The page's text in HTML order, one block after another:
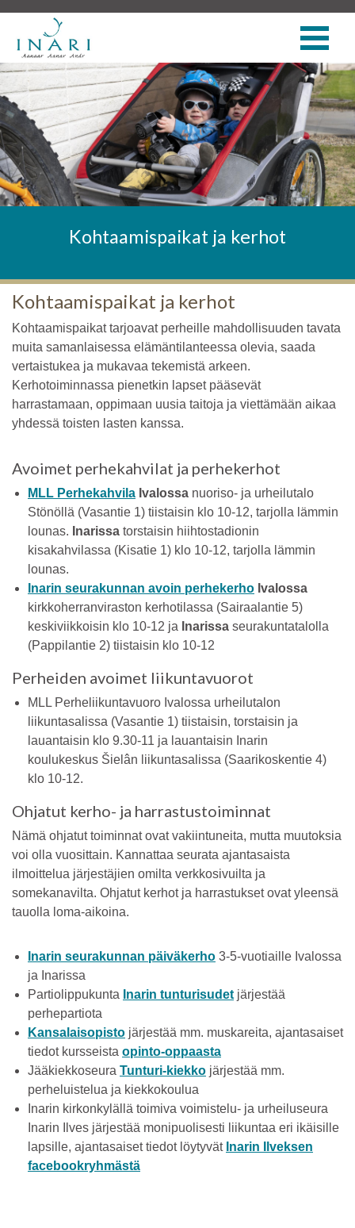
Kohtaamispaikat ja kerhot
Kohtaamispaikat ja kerhot
Kohtaamispaikat tarjoavat perheille mahdollisuuden tavata
muita samanlaisessa elämäntilanteessa olevia, saada
vertaistukea ja mukavaa tekemistä arkeen.
Kerhotoiminnassa pienetkin lapset pääsevät
harrastamaan, oppimaan uusia taitoja ja viettämään aikaa
yhdessä toisten lasten kanssa.
Avoimet perhekahvilat ja perhekerhot
MLL Perhekahvila Ivalossa nuoriso- ja urheilutalo
Stönöllä (Vasantie 1) tiistaisin klo 10-12, tarjolla lämmin
lounas. Inarissa torstaisin hiihtostadionin
kisakahvilassa (Kisatie 1) klo 10-12, tarjolla lämmin
lounas.
Inarin seurakunnan avoin perhekerho Ivalossa
kirkkoherranviraston kerhotilassa (Sairaalantie 5)
keskiviikkoisin klo 10-12 ja Inarissa seurakuntatalolla
(Pappilantie 2) tiistaisin klo 10-12
Perheiden avoimet liikuntavuorot
MLL Perheliikuntavuoro Ivalossa urheilutalon
liikuntasalissa (Vasantie 1) tiistaisin, torstaisin ja
lauantaisin klo 9.30-11 ja lauantaisin Inarin
koulukeskus Šielân liikuntasalissa (Saarikoskentie 4)
klo 10-12.
Ohjatut kerho- ja harrastustoiminnat
Nämä ohjatut toiminnat ovat vakiintuneita, mutta muutoksia
voi olla vuosittain. Kannattaa seurata ajantasaista
ilmoittelua järjestäjien omilta verkkosivuilta ja
somekanavilta. Ohjatut kerhot ja harrastukset ovat yleensä
tauolla loma-aikoina.
Inarin seurakunnan päiväkerho 3-5-vuotiaille Ivalossa
ja Inarissa
Partiolippukunta Inarin tunturisudet järjestää
perhepartiota
Kansalaisopisto järjestää mm. muskareita, ajantasaiset
tiedot kursseista opinto-oppaasta
Jääkiekkoseura Tunturi-kiekko järjestää mm.
perheluistelua ja kiekkokoulua
Inarin kirkonkylällä toimiva voimistelu- ja urheiluseura
Inarin Ilves järjestää monipuolisesti liikuntaa eri ikäisille
lapsille, ajantasaiset tiedot löytyvät Inarin Ilveksen
facebookryhmästä